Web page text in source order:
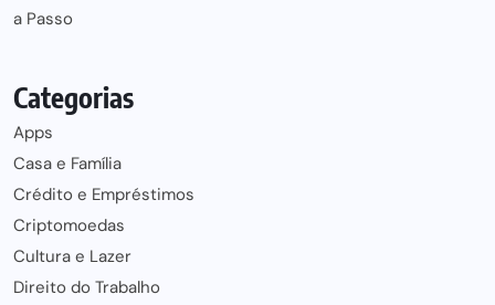
a Passo
Categorias
Apps
Casa e Família
Crédito e Empréstimos
Criptomoedas
Cultura e Lazer
Direito do Trabalho